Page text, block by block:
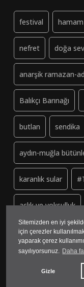
Sitemizden en iyi
için çerezler
yaparak çerez
sayılıyorsunuz. Daha
Gizle
festival
nefret doğa
anarşik ramazan-
Balıkçı Barınağı
butlan sendika
aydın-muğla
karanlık sular
açlık ve yoksulluk
Dayanisma-Datca.org